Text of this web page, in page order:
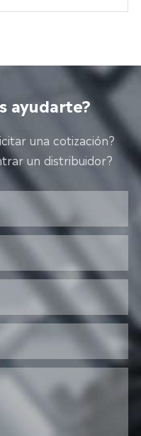
ayudarte?
una cotización?
un distribuidor?